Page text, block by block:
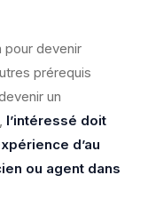
pour devenir
prérequis
un
l’intéressé doit
d’au
ou agent dans